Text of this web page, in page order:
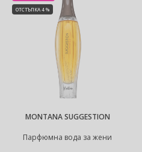
MONTANA SUGGESTION
Парфюмна вода за жени
ОТСТЪПКА 4 %